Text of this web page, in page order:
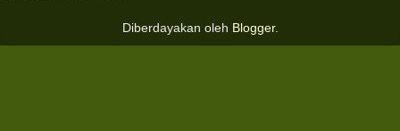
Diberdayakan oleh Blogger.